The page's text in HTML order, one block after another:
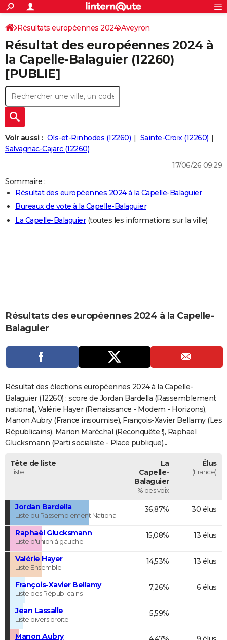
ACTUALITÉS
Politique
Société
Faits Divers
Education
Monde
Villes
+
SPORT
Coupe du monde 2026
Football
Tennis
Cyclisme
Rugby
Forum
CULTURE
Programme TV
TNT
Streaming
Cinéma
Sorties cinéma
Musique
+FINANCE
Retraite
Impôts
Epargne
Immobilier
Risques naturels par ville
Banque
Assurance
CréditAUTO
Essais
Réserver un essai
Citadines
Berlines
SUV
Forum auto
+HIGH-TECH
Mobiles
Meilleur smartphone
Internet
Ordinateurs
Jeux vidéo
Guide high-tech
+
BRICOLAGE
Forum
Aménagement intérieur
Extérieur
Cuisine
Salle de bains
Jardinage
Rangement
+
LIFESTYLE
Art de vivre
Bien-être
Loisirs
Mode
Modes de vie
SANTE
Alimentation
Guide de la santé
Maladies
Médicaments
Sommeil
VOYAGE
Carte de Noël
Carte Bonne année
Carte Saint-Valentin
Carte Pâques
Carte d'anniversaire
COPAINS D'AVANT
AVIS DE DÉCÈS
FORUM
Bricolage
Lifestyle
Culture
Sport
Auto
Television
Voyage
Cinema
S'inscrire
Connexion
Résultats européennes 2024 Aveyron
Résultat des européennes 2024 à
la Capelle-Balaguier (12260)
[PUBLIE]
Voir aussi : Ols-et-Rinhodes (12260)
Sainte-Croix (12260)
Salvagnac-Cajarc (12260)
17/06/26 09:29
Sommaire :
Résultat des européennes 2024 à la Capelle-Balaguier
Bureaux de vote à la Capelle-Balaguier
La Capelle-Balaguier(toutes les informations sur la ville)
Résultats des européennes 2024 à la Capelle-
Balaguier
Résultat des élections européennes 2024 à la Capelle-
Balaguier (12260) : score de Jordan Bardella (Rassemblement
national), Valérie Hayer (Renaissance - Modem - Horizons),
Manon Aubry (France insoumise), François-Xavier Bellamy (Les
Républicains), Marion Maréchal (Reconquête !), Raphaël
Glucksmann (Parti socialiste - Place publique)...
Tête de liste
Liste
La
Capelle-
Balaguier
% des voix
Élus
(France)
Jordan Bardella
Liste du Rassemblement National
36,87% 30 élus
Raphaël Glucksmann
Liste d'union à gauche
15,08% 13 élus
Valérie Hayer
Liste Ensemble
14,53% 13 élus
François-Xavier Bellamy
Liste des Républicains
7,26% 6 élus
Jean Lassalle
Liste divers droite
5,59%
Manon Aubry